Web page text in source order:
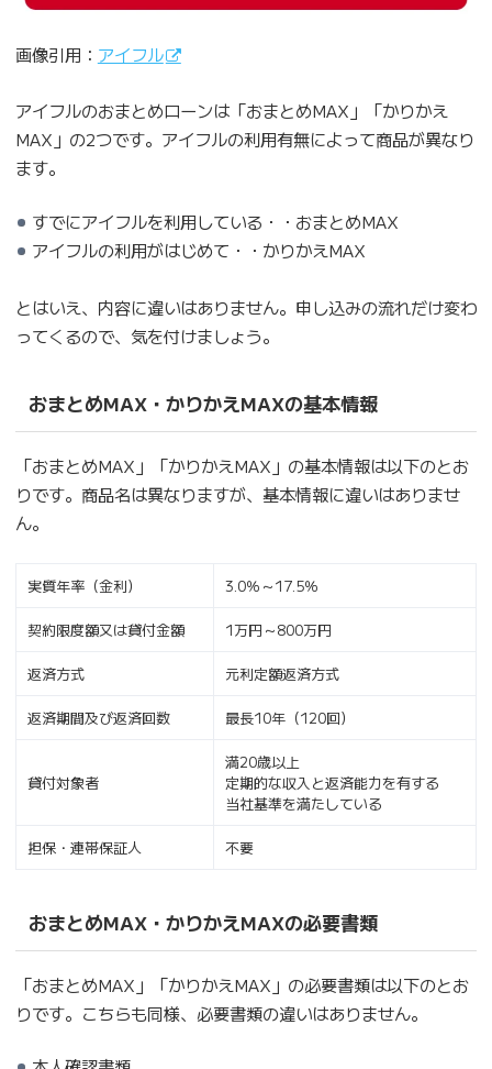
画像引用： アイフル
アイフルのおまとめローンは「おまとめMAX」「かりかえ
MAX」の2つです。アイフルの利用有無によって商品が異なり
ます。
すでにアイフルを利用している・・おまとめMAX
アイフルの利用がはじめて・・かりかえMAX
とはいえ、内容に違いはありません。申し込みの流れだけ変わ
ってくるので、気を付けましょう。
おまとめMAX・かりかえMAXの基本情報
「おまとめMAX」「かりかえMAX」の基本情報は以下のとお
りです。商品名は異なりますが、基本情報に違いはありませ
ん。
実質年率（金利） 3.0％～17.5％
契約限度額又は貸付金額 1万円～800万円
返済方式 元利定額返済方式
返済期間及び返済回数 最長10年（120回）
貸付対象者
満20歳以上
定期的な収入と返済能力を有する
当社基準を満たしている
担保・連帯保証人 不要
おまとめMAX・かりかえMAXの必要書類
「おまとめMAX」「かりかえMAX」の必要書類は以下のとお
りです。こちらも同様、必要書類の違いはありません。